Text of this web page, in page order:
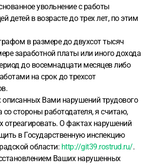
увольнение с работы
в возрасте до трех лет, по этим
в размере до двухсот тысяч
заработной платы или иного дохода
до восемнадцати месяцев либо
на срок до трехсот
описанных Вами нарушений трудового
со стороны работодателя, я считаю,
отреагировать. О фактах нарушений
в Государственную инспекцию
области: http://git39.rostrud.ru/.
Ваших нарушенных